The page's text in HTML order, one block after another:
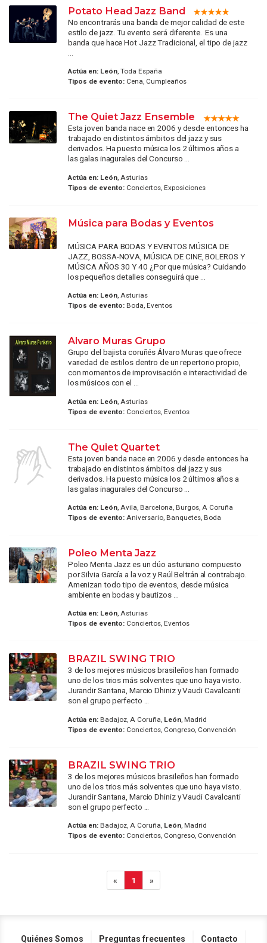
Potato Head Jazz Band
No encontrarás una banda de mejor calidad de este
estilo de jazz. Tu evento será diferente. Es una
banda que hace Hot Jazz Tradicional, el tipo de jazz
Actúa en: León, Toda España
Tipos de evento:Cena, Cumpleaños
The Quiet Jazz Ensemble
Esta joven banda nace en 2006 y desde entonces ha
trabajado en distintos ámbitos del jazz y sus
derivados. Ha puesto música los 2 últimos años a
las galas inagurales del Concurso ...
Actúa en: León, Asturias
Tipos de evento:Conciertos, Exposiciones
Música para Bodas y Eventos
MÚSICA PARA BODAS Y EVENTOS MÚSICA DE
JAZZ, BOSSA-NOVA, MÚSICA DE CINE, BOLEROS Y
MÚSICA AÑOS 30 Y 40 ¿Por que música? Cuidando
los pequeños detalles conseguirá que ...
Actúa en: León, Asturias
Tipos de evento:Boda, Eventos
Alvaro Muras Grupo
Grupo del bajista coruñés Álvaro Muras que ofrece
variedad de estilos dentro de un repertorio propio,
con momentos de improvisación e interactividad de
los músicos con el ...
Actúa en: León, Asturias
Tipos de evento:Conciertos, Eventos
The Quiet Quartet
Esta joven banda nace en 2006 y desde entonces ha
trabajado en distintos ámbitos del jazz y sus
derivados. Ha puesto música los 2 últimos años a
las galas inagurales del Concurso ...
Actúa en: León, Avila, Barcelona, Burgos, A Coruña
Tipos de evento:Aniversario, Banquetes, Boda
Poleo Menta Jazz
Poleo Menta Jazz es un dúo asturiano compuesto
por Silvia García a la voz y Raúl Beltrán al contrabajo.
Amenizan todo tipo de eventos, desde música
ambiente en bodas y bautizos ...
Actúa en: León, Asturias
Tipos de evento:Conciertos, Eventos
BRAZIL SWING TRIO
3 de los mejores músicos brasileños han formado
uno de los trios más solventes que uno haya visto.
Jurandir Santana, Marcio Dhiniz y Vaudi Cavalcanti
son el grupo perfecto ...
Actúa en:Badajoz, A Coruña, León, Madrid
Tipos de evento:Conciertos, Congreso, Convención
BRAZIL SWING TRIO
3 de los mejores músicos brasileños han formado
uno de los trios más solventes que uno haya visto.
Jurandir Santana, Marcio Dhiniz y Vaudi Cavalcanti
son el grupo perfecto ...
Actúa en:Badajoz, A Coruña, León, Madrid
Tipos de evento:Conciertos, Congreso, Convención
« 1 »
Quiénes Somos Preguntas frecuentes Contacto